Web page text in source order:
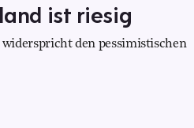
ist riesig
den pessimistischen